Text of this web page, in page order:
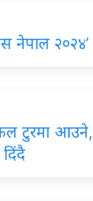
नेपाल २०२४’
टुरमा आउने,
दिंदै